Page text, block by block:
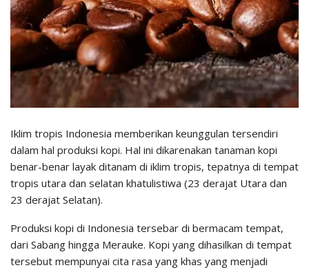
Iklim tropis Indonesia memberikan keunggulan tersendiri
dalam hal produksi kopi. Hal ini dikarenakan tanaman kopi
benar-benar layak ditanam di iklim tropis, tepatnya di tempat
tropis utara dan selatan khatulistiwa (23 derajat Utara dan
23 derajat Selatan).
Produksi kopi di Indonesia tersebar di bermacam tempat,
dari Sabang hingga Merauke. Kopi yang dihasilkan di tempat
tersebut mempunyai cita rasa yang khas yang menjadi